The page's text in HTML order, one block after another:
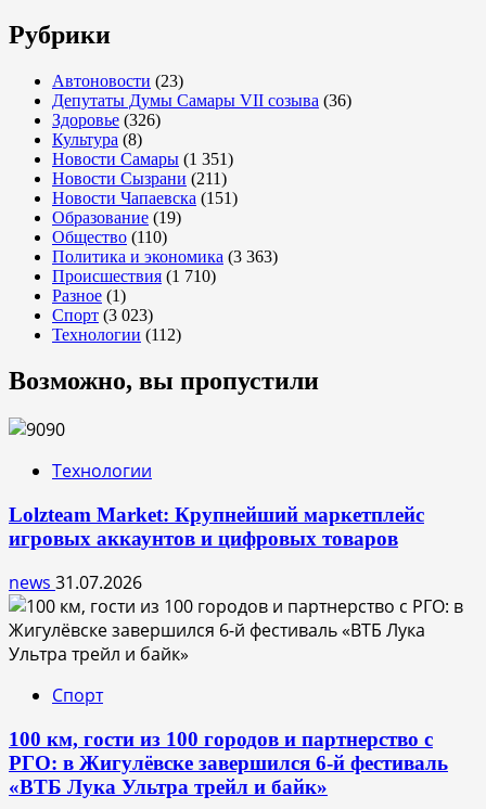
Рубрики
Автоновости (23)
Депутаты Думы Самары VII созыва (36)
Здоровье (326)
Культура (8)
Новости Самары (1 351)
Новости Сызрани (211)
Новости Чапаевска (151)
Образование (19)
Общество (110)
Политика и экономика (3 363)
Происшествия (1 710)
Разное (1)
Спорт (3 023)
Технологии (112)
Возможно, вы пропустили
Технологии
Lolzteam Market: Крупнейший маркетплейс
игровых аккаунтов и цифровых товаров
news 31.07.2026
Спорт
100 км, гости из 100 городов и партнерство с
РГО: в Жигулёвске завершился 6-й фестиваль
«ВТБ Лука Ультра трейл и байк»